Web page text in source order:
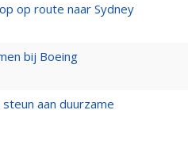
op route naar Sydney
bij Boeing
aan duurzame